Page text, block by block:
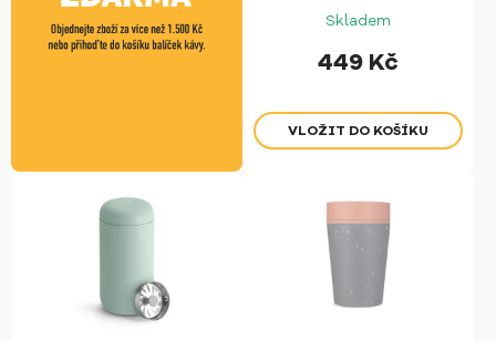
Skladem
449 Kč